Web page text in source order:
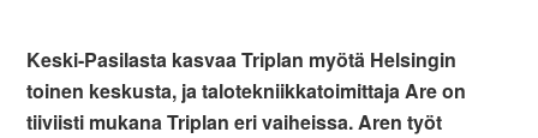
Keski-Pasilasta kasvaa Triplan myötä Helsingin
toinen keskusta, ja talotekniikkatoimittaja Are on
tiiviisti mukana Triplan eri vaiheissa. Aren työt